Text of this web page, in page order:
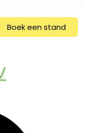
Boek een stand